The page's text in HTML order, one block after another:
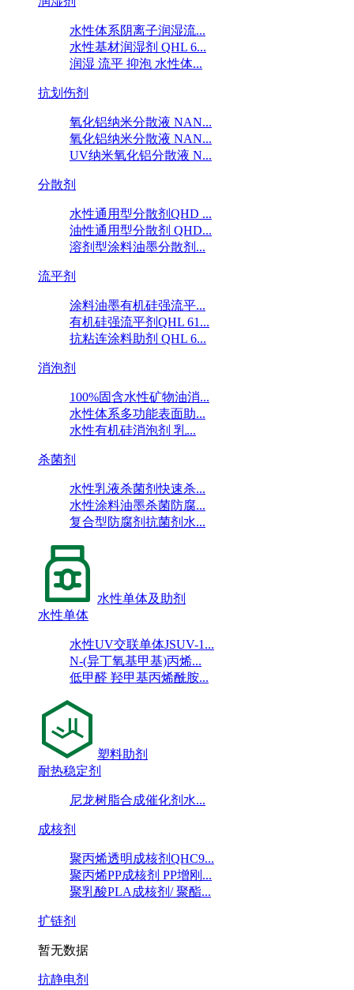
水性体系阴离子润湿流...
水性基材润湿剂 QHL 6...
润湿 流平 抑泡 水性体...
抗划伤剂
氧化铝纳米分散液 NAN...
氧化铝纳米分散液 NAN...
UV纳米氧化铝分散液 N...
分散剂
水性通用型分散剂QHD ...
油性通用型分散剂 QHD...
溶剂型涂料油墨分散剂...
流平剂
涂料油墨有机硅强流平...
有机硅强流平剂QHL 61...
抗粘连涂料助剂 QHL 6...
消泡剂
100%固含水性矿物油消...
水性体系多功能表面助...
水性有机硅消泡剂 乳...
杀菌剂
水性乳液杀菌剂快速杀...
水性涂料油墨杀菌防腐...
复合型防腐剂抗菌剂水...
水性单体及助剂
水性单体
水性UV交联单体JSUV-1...
N-(异丁氧基甲基)丙烯...
低甲醛 羟甲基丙烯酰胺...
塑料助剂
耐热稳定剂
尼龙树脂合成催化剂水...
成核剂
聚丙烯透明成核剂QHC9...
聚丙烯PP成核剂 PP增刚...
聚乳酸PLA成核剂/ 聚酯...
扩链剂
暂无数据
抗静电剂